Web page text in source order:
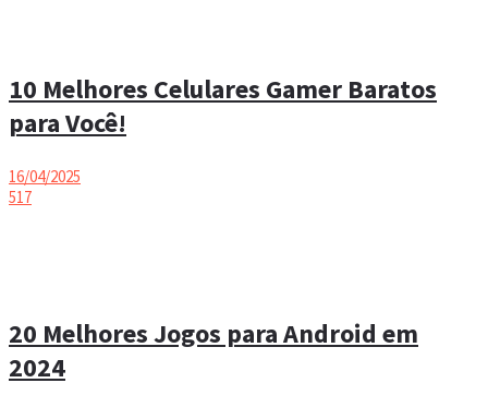
10 Melhores Celulares Gamer Baratos
para Você!
16/04/2025
517
20 Melhores Jogos para Android em
2024